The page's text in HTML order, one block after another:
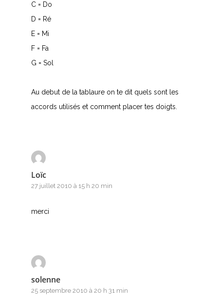
C = Do
D = Ré
E = Mi
F = Fa
G = Sol
Au debut de la tablaure on te dit quels sont les
accords utilisés et comment placer tes doigts.
Loïc
27 juillet 2010 à 15 h 20 min
merci
solenne
25 septembre 2010 à 20 h 31 min